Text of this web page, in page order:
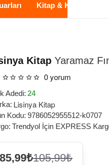
Kitap & Kırtasiye
Kitap Yaramaz
0 yorum
Adedi: 24
Lisinya Kitap
Kodu: 9786052955512-k0707
Trendyol İçin EXPRESS
85,99₺105,99₺